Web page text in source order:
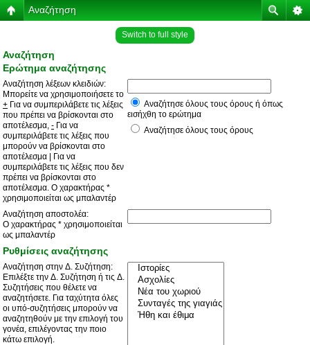
Αναζήτηση
Switch to full style
Αναζήτηση
Ερώτημα αναζήτησης
Αναζήτηση λέξεων κλειδιών:
Μπορείτε να χρησιμοποιήσετε το
+ Για να συμπεριλάβετε τις λέξεις
που πρέπει να βρίσκονται στο
αποτέλεσμα, - Για να
συμπεριλάβετε τις λέξεις που
μπορούν να βρίσκονται στο
αποτέλεσμα
Για να
συμπεριλάβετε τις λέξεις που δεν
πρέπει να βρίσκονται στο
αποτέλεσμα. Ο χαρακτήρας *
χρησιμοποιείται ως μπαλαντέρ
Αναζήτησε όλους τους όρους ή όπως
εισήχθη το ερώτημα
Αναζήτησε όλους τους όρους
Αναζήτηση αποστολέα:
Ο χαρακτήρας * χρησιμοποιείται
ως μπαλαντέρ
Ρυθμίσεις αναζήτησης
Αναζήτηση στην Δ. Συζήτηση:
Επιλέξτε την Δ. Συζήτηση ή τις Δ.
Συζητήσεις που θέλετε να
αναζητήσετε. Για ταχύτητα όλες
οι υπό-συζητήσεις μπορούν να
αναζητηθούν με την επιλογή του
γονέα, επιλέγοντας την ποιο
κάτω επιλογή.